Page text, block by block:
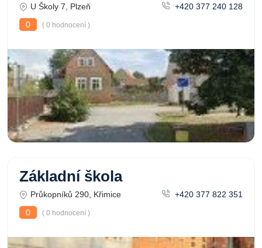
U Školy 7, Plzeň
+420 377 240 128
0
( 0 hodnocení )
Základní škola
Průkopníků 290, Křimice
+420 377 822 351
0
( 0 hodnocení )